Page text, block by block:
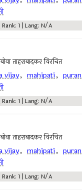
Rank: 1 | Lang: N/A
ताहराबादकर विरचित
vijay, mahipati, puran
Rank: 1 | Lang: N/A
ताहराबादकर विरचित
vijay, mahipati, puran
Rank: 1 | Lang: N/A